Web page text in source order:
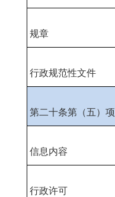
规章
行政规范性文件
第二十条第（五）项
信息内容
行政许可